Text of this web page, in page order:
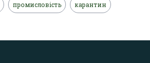
промисловість карантин